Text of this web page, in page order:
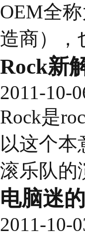
OEM全
造商），
Rock新
2011-10-
Rock是
以这个
滚乐队的
电脑迷
2011-10-